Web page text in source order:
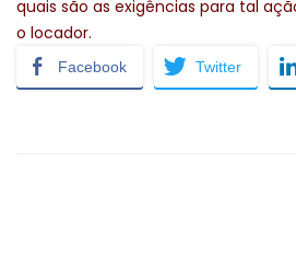
quais são as exigências para tal
o locador.
Facebook Twitter